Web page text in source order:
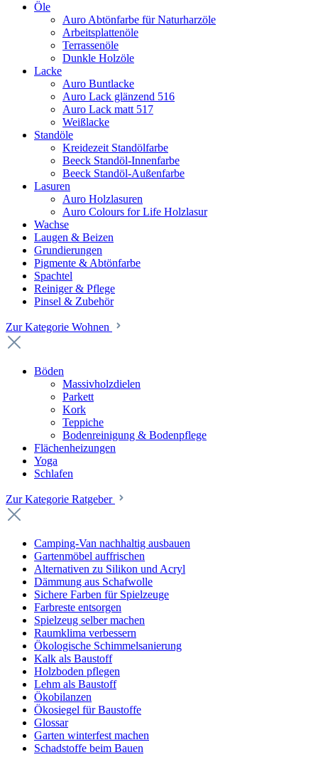
Öle
Auro Abtönfarbe für Naturharzöle
Arbeitsplattenöle
Terrassenöle
Dunkle Holzöle
Lacke
Auro Buntlacke
Auro Lack glänzend 516
Auro Lack matt 517
Weißlacke
Standöle
Kreidezeit Standölfarbe
Beeck Standöl-Innenfarbe
Beeck Standöl-Außenfarbe
Lasuren
Auro Holzlasuren
Auro Colours for Life Holzlasur
Wachse
Laugen & Beizen
Grundierungen
Pigmente & Abtönfarbe
Spachtel
Reiniger & Pflege
Pinsel & Zubehör
Zur Kategorie Wohnen
Böden
Massivholzdielen
Parkett
Kork
Teppiche
Bodenreinigung & Bodenpflege
Flächenheizungen
Yoga
Schlafen
Zur Kategorie Ratgeber
Camping-Van nachhaltig ausbauen
Gartenmöbel auffrischen
Alternativen zu Silikon und Acryl
Dämmung aus Schafwolle
Sichere Farben für Spielzeuge
Farbreste entsorgen
Spielzeug selber machen
Raumklima verbessern
Ökologische Schimmelsanierung
Kalk als Baustoff
Holzboden pflegen
Lehm als Baustoff
Ökobilanzen
Ökosiegel für Baustoffe
Glossar
Garten winterfest machen
Schadstoffe beim Bauen